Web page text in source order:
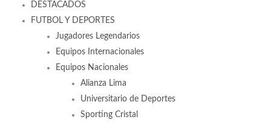
DESTACADOS
FUTBOL Y DEPORTES
Jugadores Legendarios
Equipos Internacionales
Equipos Nacionales
Alianza Lima
Universitario de Deportes
Sporting Cristal